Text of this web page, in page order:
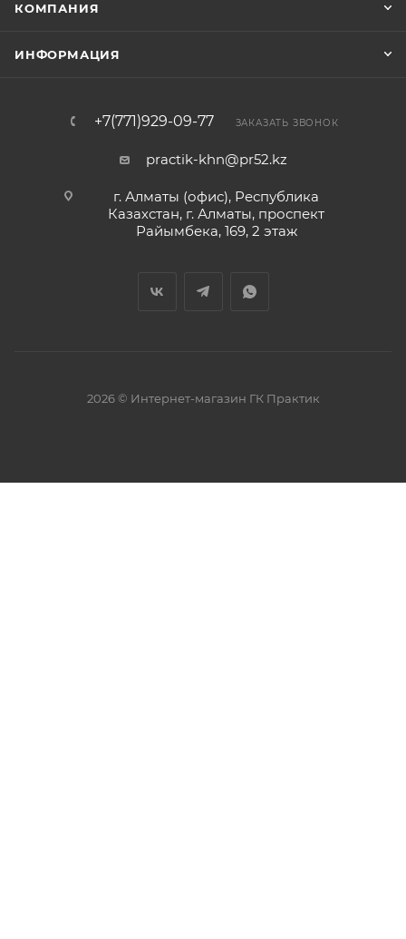
КОМПАНИЯ
ИНФОРМАЦИЯ
+7(771)929-09-77 ЗАКАЗАТЬ ЗВОНОК
practik-khn@pr52.kz
г. Алматы (офис), Республика
Казахстан, г. Алматы, проспект
Райымбека, 169, 2 этаж
2026 © Интернет-магазин ГК Практик